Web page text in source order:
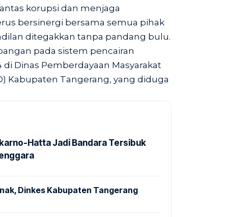
korupsi dan menjaga
bersinergi bersama semua pihak
ditegakkan tanpa pandang bulu.
pada sistem pencairan
Dinas Pemberdayaan Masyarakat
Kabupaten Tangerang, yang diduga
Hatta Jadi Bandara Tersibuk
Dinkes Kabupaten Tangerang